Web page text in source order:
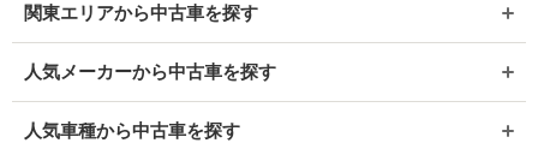
関東エリアから中古車を探す
人気メーカーから中古車を探す
人気車種から中古車を探す